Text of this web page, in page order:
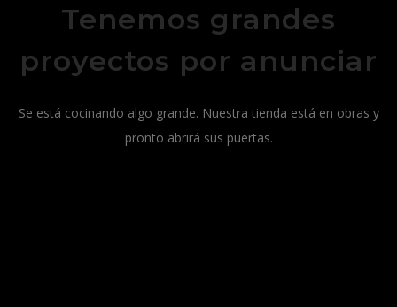
Tenemos grandes
proyectos por anunciar
Se está cocinando algo grande. Nuestra tienda está en obras y
pronto abrirá sus puertas.